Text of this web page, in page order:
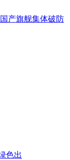
产旗舰集体破防
色出